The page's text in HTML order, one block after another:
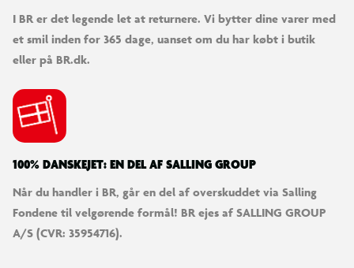
I BR er det legende let at returnere. Vi bytter dine varer med
et smil inden for 365 dage, uanset om du har købt i butik
eller på BR.dk.
100% DANSKEJET: EN DEL AF SALLING GROUP
Når du handler i BR, går en del af overskuddet via Salling
Fondene til velgørende formål! BR ejes af SALLING GROUP
A/S (CVR: 35954716).